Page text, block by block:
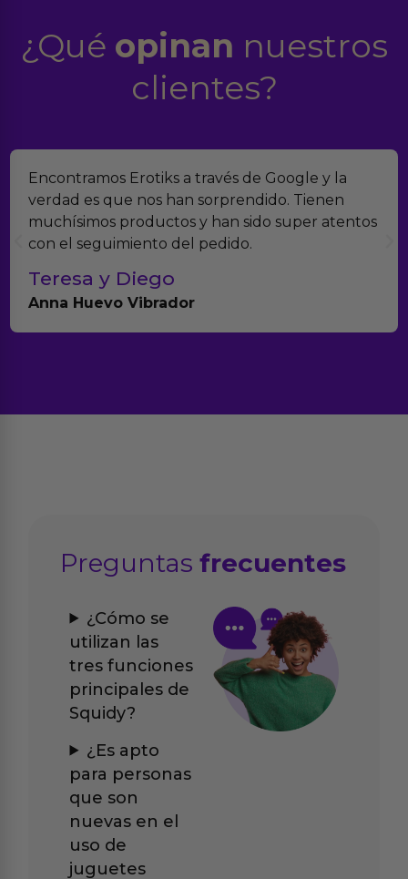
¿Qué opinan nuestros
clientes?
Encontramos Erotiks a través de Google y la
verdad es que nos han sorprendido. Tienen
muchísimos productos y han sido super atentos
con el seguimiento del pedido.
Teresa y Diego
Anna Huevo Vibrador
Preguntasfrecuentes
¿Cómo se
utilizan las
tres funciones
principales de
Squidy?
¿Es apto
para personas
que son
nuevas en el
uso de
juguetes